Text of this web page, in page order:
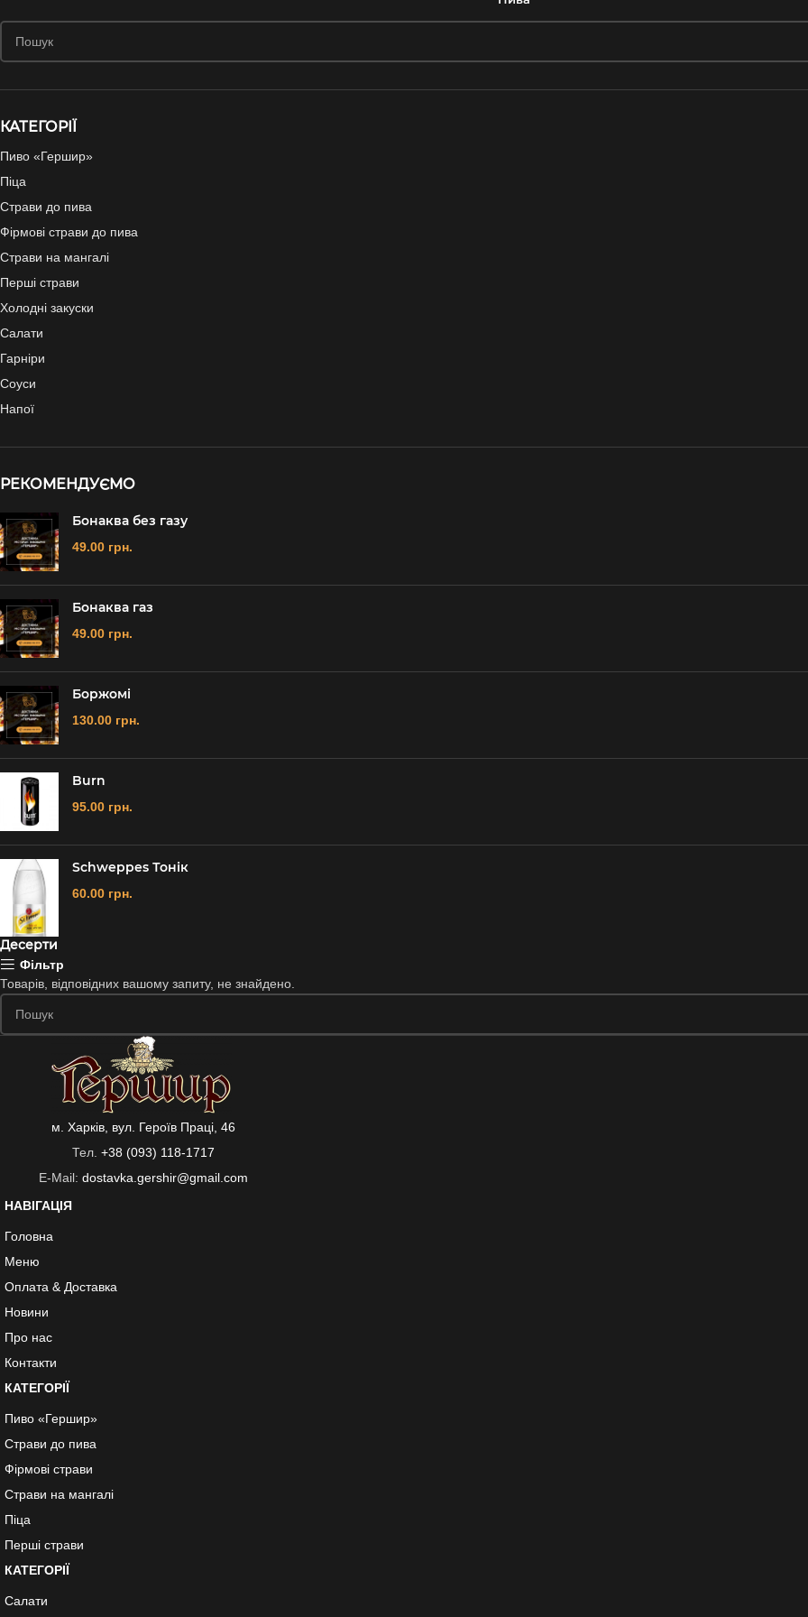
КАТЕГОРІЇ
Пиво «Гершир»
Піца
Страви до пива
Фірмові страви до пива
Страви на мангалі
Перші страви
Холодні закуски
Салати
Гарніри
Соуси
Напої
РЕКОМЕНДУЄМО
Бонаква без газу
49.00 грн.
Бонаква газ
49.00 грн.
Боржомі
130.00 грн.
Burn
95.00 грн.
Schweppes Тонік
60.00 грн.
Десерти
Фільтр
Товарів, відповідних вашому запиту, не знайдено.
м. Харків, вул. Героїв Праці, 46
Тел. +38 (093) 118-1717
E-Mail: dostavka.gershir@gmail.com
НАВІГАЦІЯ
Головна
Меню
Оплата & Доставка
Новини
Про нас
Контакти
КАТЕГОРІЇ
Пиво «Гершир»
Страви до пива
Фірмові страви
Страви на мангалі
Піца
Перші страви
КАТЕГОРІЇ
Салати